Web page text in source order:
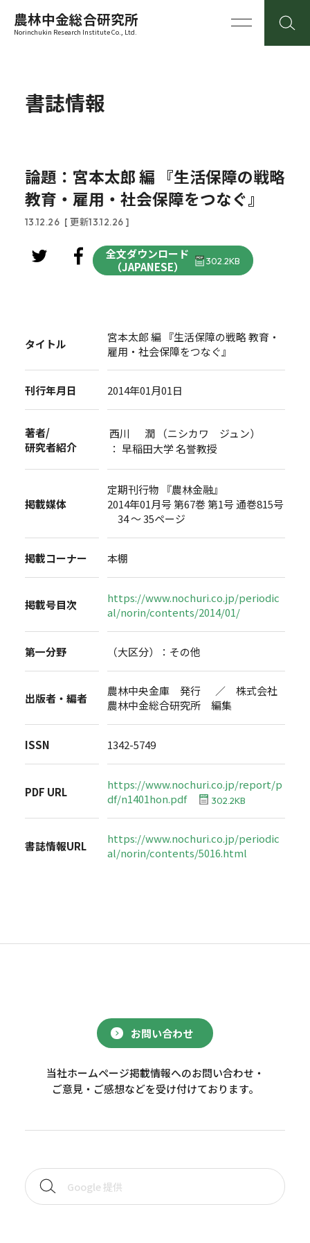
農林中金総合研究所
Norinchukin Research Institute Co., Ltd.
書誌情報
論題：宮本太郎 編 『生活保障の戦略
教育・雇用・社会保障をつなぐ』
13.12.26 [ 更新13.12.26 ]
全文ダウンロード
（JAPANESE）
302.2KB
タイトル
宮本太郎 編 『生活保障の戦略 教育・
雇用・社会保障をつなぐ』
刊行年月日 2014年01月01日
著者/
研究者紹介
西川 潤 （ニシカワ ジュン）
： 早稲田大学 名誉教授
掲載媒体
定期刊行物 『農林金融』
2014年01月号 第67巻 第1号 通巻815号
34 ～ 35ページ
掲載コーナー 本棚
掲載号目次
https://www.nochuri.co.jp/periodic
al/norin/contents/2014/01/
第一分野 （大区分）：その他
出版者・編者
農林中央金庫 発行 ／ 株式会社
農林中金総合研究所 編集
ISSN 1342-5749
PDF URL
https://www.nochuri.co.jp/report/p
df/n1401hon.pdf
302.2KB
書誌情報URL
https://www.nochuri.co.jp/periodic
al/norin/contents/5016.html
お問い合わせ
当社ホームページ掲載情報へのお問い合わせ・
ご意見・ご感想などを受け付けております。